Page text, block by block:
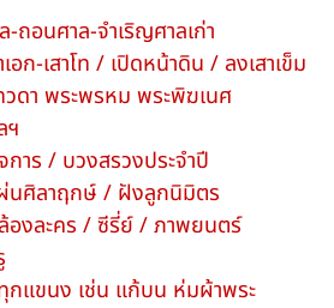
ถอนศาล-จำเริญศาลเก่า
อก-เสาโท / เปิดหน้าดิน / ลงเสาเข็ม
วดา พระพรหม พระพิฆเนศ
ฯ
าร / บวงสรวงประจำปี
นศิลาฤกษ์ / ฝังลูกนิมิตร
องละคร / ซีรี่ย์ / ภาพยนตร์
กแขนง เช่น แก้บน ห่มผ้าพระ